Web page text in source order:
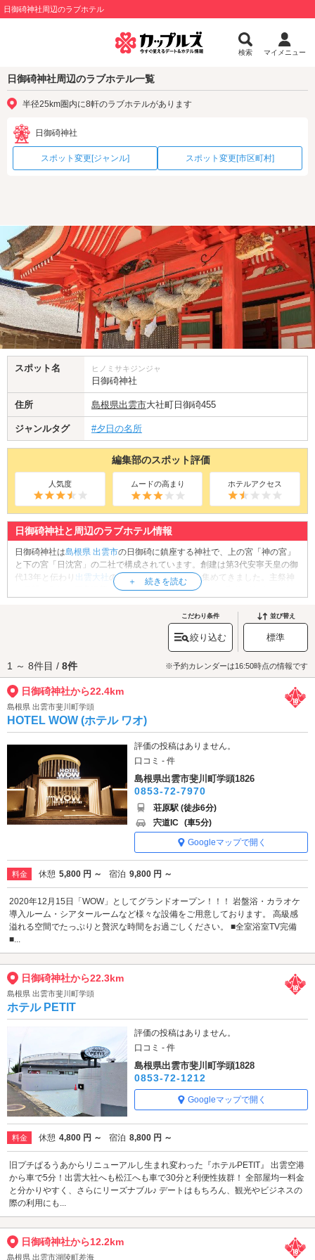
日御碕神社周辺のラブホテル
検索 マイメニュー
日御碕神社周辺のラブホテル一覧
半径25km圏内に8軒のラブホテルがあります
日御碕神社
スポット変更[ジャンル] スポット変更[市区町村]
スポット名 ヒノミサキジンジャ
日御碕神社
住所 島根県出雲市大社町日御碕455
ジャンルタグ #夕日の名所
編集部のスポット評価
人気度 ムードの高まり ホテルアクセス
日御碕神社と周辺のラブホテル情報
日御碕神社は島根県 出雲市の日御碕に鎮座する神社で、上の宮「神の宮」
と下の宮「日沈宮」の二社で構成されています。創建は第3代安寧天皇の御
代13年と伝わり 出雲大社 の祖神さまとして崇敬を集めてきました。主祭神
は天照大御神と素戔嗚尊の二柱で、厄除けや縁結びのご利益があるといわ
要文化財に指定されています。平安時代末期に編纂された歌謡集「梁塵秘
抄」にも修験の聖地として記される由緒ある地であり、カップルで訪れれ
ば神聖な空気の中で特別な縁を深めることができるでしょう。参拝後は、
にも足をのばしてみてはいかがでしょうか。
日御碕神社へは、
出雲大社・湖陵エリアのラブホテルからもアクセスが便
利です。
こだわり条件
絞り込む
並び替え
標準
1 ～ 8件目 / 8件 ※予約カレンダーは16:50時点の情報です
日御碕神社から22.4km
島根県 出雲市斐川町学頭
HOTEL WOW (ホテル ワオ)
評価の投稿はありません。
口コミ - 件
島根県出雲市斐川町学頭1826
0853-72-7970
荘原駅 (徒歩6分)
宍道IC (車5分)
Googleマップで開く
料金 休憩 5,800 円 ～ 宿泊 9,800 円 ～
2020年12月15日「WOW」としてグランドオープン！！！ 岩盤浴・カラオケ
導入ルーム・シアタールームなど様々な設備をご用意しております。 高級感
溢れる空間でたっぷりと贅沢な時間をお過ごしください。 ■全室浴室TV完備
■...
日御碕神社から22.3km
島根県 出雲市斐川町学頭
ホテル PETIT
評価の投稿はありません。
口コミ - 件
島根県出雲市斐川町学頭1828
0853-72-1212
Googleマップで開く
料金 休憩 4,800 円 ～ 宿泊 8,800 円 ～
旧プチぱるうあからリニューアルし生まれ変わった『ホテルPETIT』 出雲空港
から車で5分！出雲大社へも松江へも車で30分と利便性抜群！ 全部屋均一料金
と分かりやすく、さらにリーズナブル♪ デートはもちろん、観光やビジネスの
際の利用にも...
日御碕神社から12.2km
島根県 出雲市湖陵町差海